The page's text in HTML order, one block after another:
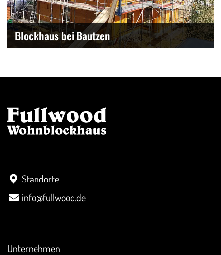
Blockhaus bei Bautzen
Standorte
info@fullwood.de
Unternehmen